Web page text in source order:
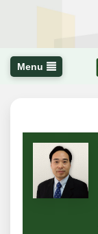
Menu